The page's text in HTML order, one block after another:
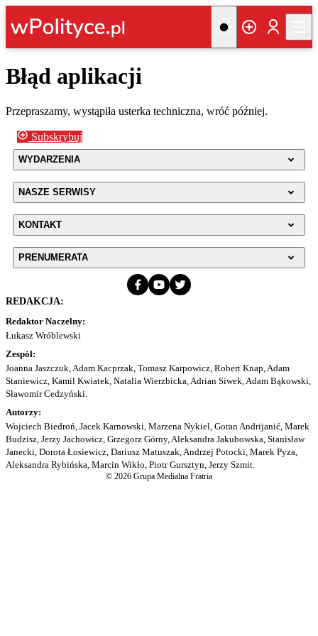
Błąd aplikacji
Przepraszamy, wystąpiła usterka techniczna, wróć później.
Subskrybuj
WYDARZENIA
NASZE SERWISY
KONTAKT
PRENUMERATA
REDAKCJA:
Redaktor Naczelny:
Łukasz Wróblewski
Zespół:
Joanna Jaszczuk, Adam Kacprzak, Tomasz Karpowicz, Robert Knap, Adam
Staniewicz, Kamil Kwiatek, Natalia Wierzbicka, Adrian Siwek, Adam Bąkowski,
Sławomir Cedzyński.
Autorzy:
Wojciech Biedroń, Jacek Karnowski, Marzena Nykiel, Goran Andrijanić, Marek
Budzisz, Jerzy Jachowicz, Grzegorz Górny, Aleksandra Jakubowska, Stanisław
Janecki, Dorota Łosiewicz, Dariusz Matuszak, Andrzej Potocki, Marek Pyza,
Aleksandra Rybińska, Marcin Wikło, Piotr Gursztyn, Jerzy Szmit.
© 2026 Grupa Medialna Fratria